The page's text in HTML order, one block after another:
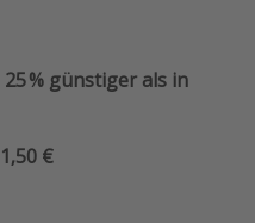
% günstiger als in
€